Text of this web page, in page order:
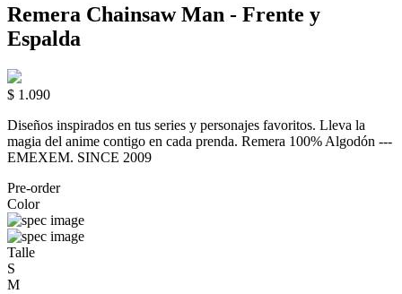
Remera Chainsaw Man - Frente y
Espalda
$ 1.090
Diseños inspirados en tus series y personajes favoritos. Lleva la
magia del anime contigo en cada prenda. Remera 100% Algodón ---
EMEXEM. SINCE 2009
Pre-order
Color
Talle
S
M